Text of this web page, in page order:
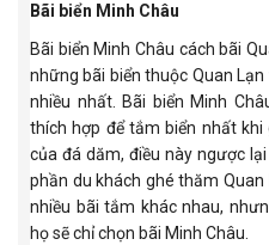
Bãi biển Minh Châu
Bãi biển Minh Châu cách bãi
những bãi biển thuộc Quan
nhiều nhất. Bãi biển Minh
thích hợp để tắm biển nhất
của đá dăm, điều này ngược
phần du khách ghé thăm
nhiều bãi tắm khác nhau,
họ sẽ chỉ chọn bãi Minh Châu.